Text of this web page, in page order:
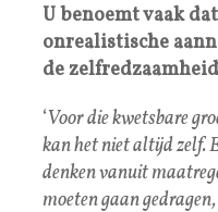
U benoemt vaak
onrealistische
de
‘Voor die kwetsbare
kan het niet altijd zelf.
denken vanuit
moeten gaan